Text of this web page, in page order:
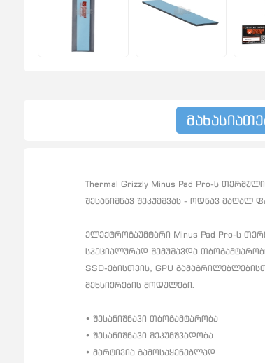
Thermal Grizzly Minus Pad Pro-ს
შესანიშნავ შეკუმშვას - ოდნავ მაღალ
ელექტროგაუმტარი Minus Pad Pro-ს
სპეციალურად შემუშავდა
SSD-ებისთვის, GPU
მეხსიერების მოდულები.
• შესანიშნავი თბოგამტარობა
• შესანიშნავი შეკუმშვადობა
• მარტივია გამოსაყენებლად